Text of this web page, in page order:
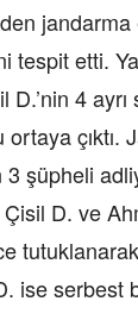
tespit etti.
4 ayrı
çıktı.
3 şüpheli
D. ve
serbest